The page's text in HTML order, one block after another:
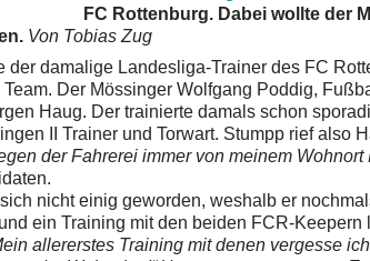
FC Rottenburg. Dabei wollte der
Von Tobias Zug
der damalige Landesliga-Trainer des FC
Team. Der Mössinger Wolfgang Poddig,
Haug. Der trainierte damals schon
II Trainer und Torwart. Stumpp rief also
der Fahrerei immer von meinem Wohnort
nicht einig geworden, weshalb er
ein Training mit den beiden FCR-
allererstes Training mit denen vergesse